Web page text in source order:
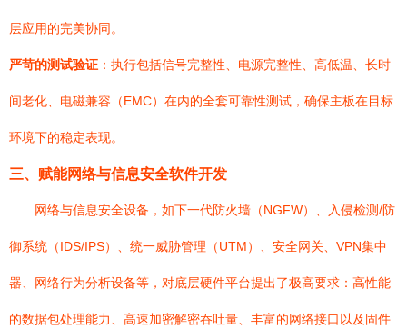
层应用的完美协同。
严苛的测试验证 ：执行包括信号完整性、电源完整性、高低温、长时
间老化、电磁兼容（EMC）在内的全套可靠性测试，确保主板在目标
环境下的稳定表现。
三、赋能网络与信息安全软件开发
网络与信息安全设备，如下一代防火墙（NGFW）、入侵检测/防
御系统（IDS/IPS）、统一威胁管理（UTM）、安全网关、VPN集中
器、网络行为分析设备等，对底层硬件平台提出了极高要求：高性能
的数据包处理能力、高速加密解密吞吐量、丰富的网络接口以及固件